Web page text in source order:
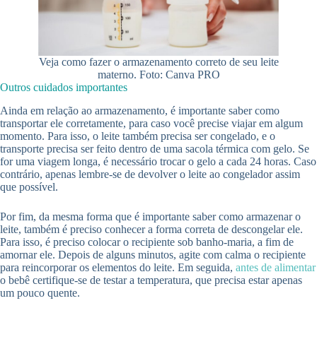
Veja como fazer o armazenamento correto de seu leite
materno. Foto: Canva PRO
Outros cuidados importantes
Ainda em relação ao armazenamento, é importante saber como
transportar ele corretamente, para caso você precise viajar em algum
momento. Para isso, o leite também precisa ser congelado, e o
transporte precisa ser feito dentro de uma sacola térmica com gelo. Se
for uma viagem longa, é necessário trocar o gelo a cada 24 horas. Caso
contrário, apenas lembre-se de devolver o leite ao congelador assim
que possível.
Por fim, da mesma forma que é importante saber como armazenar o
leite, também é preciso conhecer a forma correta de descongelar ele.
Para isso, é preciso colocar o recipiente sob banho-maria, a fim de
amornar ele. Depois de alguns minutos, agite com calma o recipiente
para reincorporar os elementos do leite. Em seguida, antes de alimentar
o bebê certifique-se de testar a temperatura, que precisa estar apenas
um pouco quente.